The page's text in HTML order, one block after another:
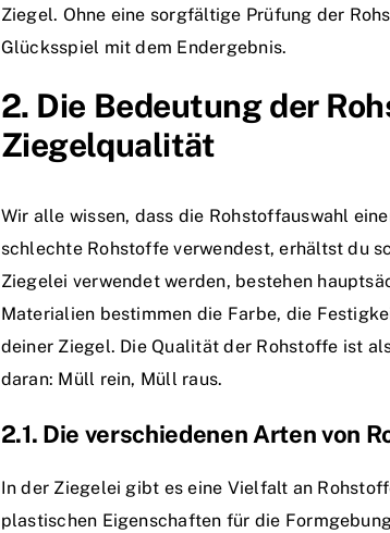
Ziegel. Ohne eine sorgfältige Prüfung der
Glücksspiel mit dem Endergebnis.
2. Die Bedeutung der
Ziegelqualität
Wir alle wissen, dass die Rohstoffauswahl
schlechte Rohstoffe verwendest, erhältst du
Ziegelei verwendet werden, bestehen
Materialien bestimmen die Farbe, die
deiner Ziegel. Die Qualität der Rohstoffe ist
daran: Müll rein, Müll raus.
2.1. Die verschiedenen Arten von
In der Ziegelei gibt es eine Vielfalt an
plastischen Eigenschaften für die